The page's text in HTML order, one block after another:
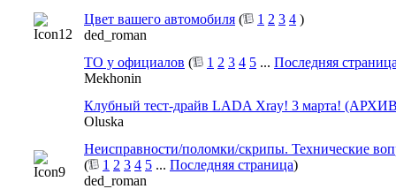
Цвет вашего автомобиля ( 1 2 3 4 )
ded_roman
ТО у официалов ( 1 2 3 4 5 ... Последняя
Mekhonin
Клубный тест-драйв LADA Xray! 3 марта!
Oluska
Неисправности/поломки/скрипы. Технические
(
1 2 3 4 5 ... Последняя страница)
ded_roman